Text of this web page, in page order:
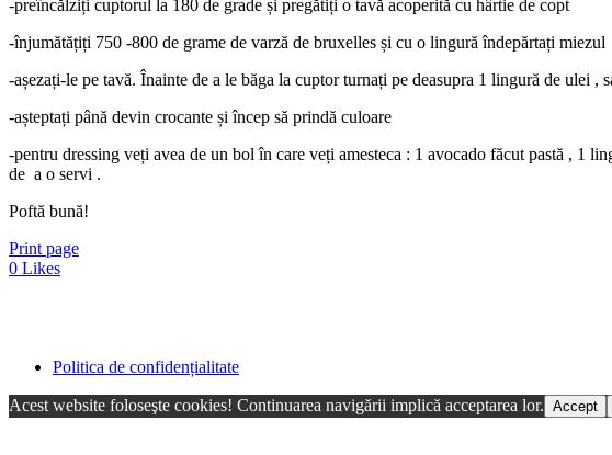
-preîncălziți cuptorul la 180 de grade și pregătiți o tavă acoperită cu hârtie de copt
-înjumătățiți 750 -800 de grame de varză de bruxelles și cu o lingură îndepărtați miezul
-așezați-le pe tavă. Înainte de a le băga la cuptor turnați pe deasupra 1 lingură de ulei ,
-așteptați până devin crocante și încep să prindă culoare
-pentru dressing veți avea de un bol în care veți amesteca : 1 avocado făcut pastă , 1
de a o servi .
Poftă bună!
Print page
0 Likes
Politica de confidențialitate
Acest website foloseşte cookies! Continuarea navigării implică acceptarea lor. Accept